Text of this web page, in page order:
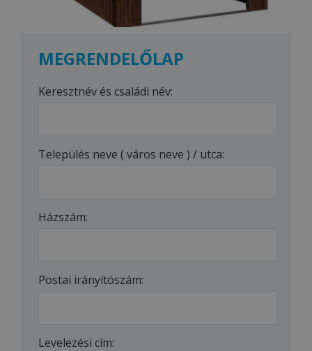
MEGRENDELŐLAP
Keresztnév és családi név:
Település neve ( város neve ) / utca:
Házszám:
Postai irányítószám:
Levelezési cím: